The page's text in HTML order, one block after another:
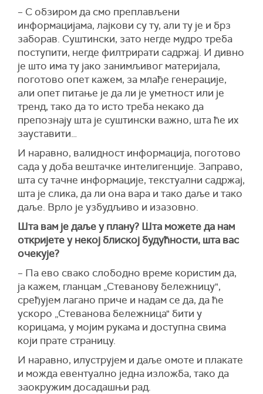
– С обзиром да смо преплављени
информацијама, лајкови су ту, али ту је и брз
заборав. Суштински, зато негде мудро треба
поступити, негде филтрирати садржај. И дивно
је што има ту јако занимљивог материјала,
поготово опет кажем, за млађе генерације,
али опет питање је да ли је уметност или је
тренд, тако да то исто треба некако да
препознају шта је суштински важно, шта ће их
зауставити…
И наравно, валидност информација, поготово
сада у доба вештачке интелигенције. Заправо,
шта су тачне информације, текстуални садржај,
шта је слика, да ли она вара и тако даље и тако
даље. Врло је узбудљиво и изазовно.
Шта вам је даље у плану? Шта можете да нам
откријете у некој блиској будућности, шта вас
очекује?
– Па ево свако слободно време користим да,
ја кажем, гланцам „Стеванову бележницу",
сређујем лагано приче и надам се да, да ће
ускоро „Стеванова бележница" бити у
корицама, у мојим рукама и доступна свима
који прате страницу.
И наравно, илуструјем и даље омоте и плакате
и можда евентуално једна изложба, тако да
заокружим досадашњи рад.